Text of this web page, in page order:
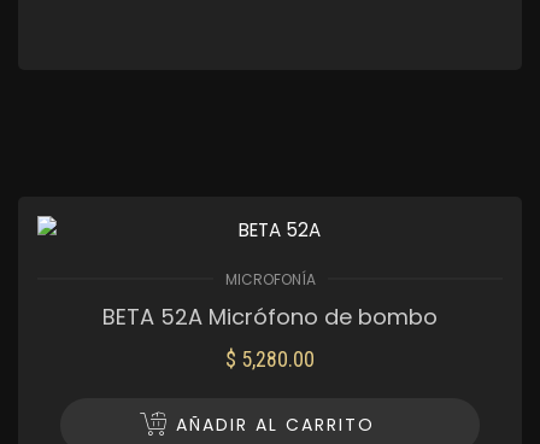
MICROFONÍA
BETA 52A Micrófono de bombo
$ 5,280.00
AÑADIR AL CARRITO